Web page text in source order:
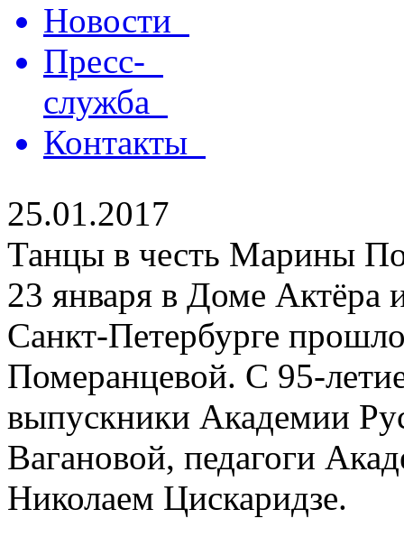
Новости
Пресс-
служба
Контакты
25.01.2017
Танцы в честь Марины
23 января в Доме Актёра
Санкт-Петербурге
Померанцевой. С 95-
выпускники Академии
Вагановой, педагоги
Николаем Цискаридзе.